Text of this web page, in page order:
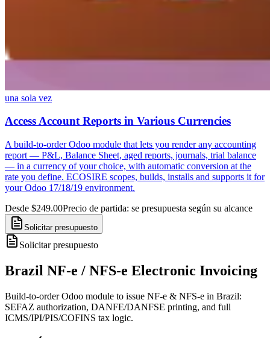
una sola vez
Access Account Reports in Various Currencies
A build-to-order Odoo module that lets you render any accounting
report — P&L, Balance Sheet, aged reports, journals, trial balance
— in a currency of your choice, with automatic conversion at the
rate you define. ECOSIRE scopes, builds, installs and supports it for
your Odoo 17/18/19 environment.
Desde $249.00Precio de partida: se presupuesta según su alcance
Solicitar presupuesto
Solicitar presupuesto
Brazil NF-e / NFS-e Electronic Invoicing
Build-to-order Odoo module to issue NF-e & NFS-e in Brazil:
SEFAZ authorization, DANFE/DANFSE printing, and full
ICMS/IPI/PIS/COFINS tax logic.